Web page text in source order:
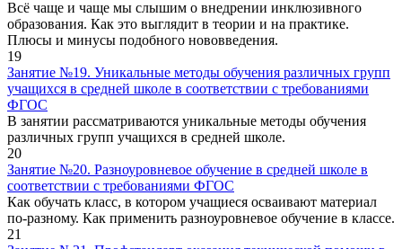
Всё чаще и чаще мы слышим о внедрении инклюзивного
образования. Как это выглядит в теории и на практике.
Плюсы и минусы подобного нововведения.
19
Занятие №19. Уникальные методы обучения различных групп
учащихся в средней школе в соответствии с требованиями
ФГОС
В занятии рассматриваются уникальные методы обучения
различных групп учащихся в средней школе.
20
Занятие №20. Разноуровневое обучение в средней школе в
соответствии с требованиями ФГОС
Как обучать класс, в котором учащиеся осваивают материал
по-разному. Как применить разноуровневое обучение в классе.
21